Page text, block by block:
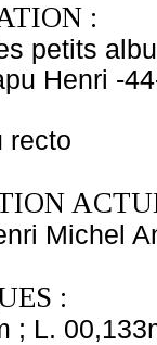
:
petits
Henri -
recto
Michel
:
; L.